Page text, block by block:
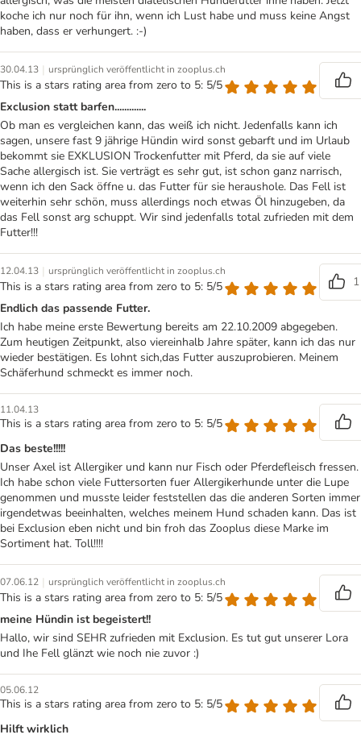
koche ich nur noch für ihn, wenn ich Lust habe und muss keine Angst
haben, dass er verhungert. :-)
30.04.13 | ursprünglich veröffentlicht in zooplus.ch
This is a stars rating area from zero to 5: 5/5
Exclusion statt barfen.............
Ob man es vergleichen kann, das weiß ich nicht. Jedenfalls kann ich
sagen, unsere fast 9 jährige Hündin wird sonst gebarft und im Urlaub
bekommt sie EXKLUSION Trockenfutter mit Pferd, da sie auf viele
Sache allergisch ist. Sie verträgt es sehr gut, ist schon ganz narrisch,
wenn ich den Sack öffne u. das Futter für sie heraushole. Das Fell ist
weiterhin sehr schön, muss allerdings noch etwas Öl hinzugeben, da
das Fell sonst arg schuppt. Wir sind jedenfalls total zufrieden mit dem
Futter!!!
12.04.13 | ursprünglich veröffentlicht in zooplus.ch
This is a stars rating area from zero to 5: 5/5
1
Endlich das passende Futter.
Ich habe meine erste Bewertung bereits am 22.10.2009 abgegeben.
Zum heutigen Zeitpunkt, also viereinhalb Jahre später, kann ich das nur
wieder bestätigen. Es lohnt sich,das Futter auszuprobieren. Meinem
Schäferhund schmeckt es immer noch.
11.04.13
This is a stars rating area from zero to 5: 5/5
Das beste!!!!!
Unser Axel ist Allergiker und kann nur Fisch oder Pferdefleisch fressen.
Ich habe schon viele Futtersorten fuer Allergikerhunde unter die Lupe
genommen und musste leider feststellen das die anderen Sorten immer
irgendetwas beeinhalten, welches meinem Hund schaden kann. Das ist
bei Exclusion eben nicht und bin froh das Zooplus diese Marke im
Sortiment hat. Toll!!!!
07.06.12 | ursprünglich veröffentlicht in zooplus.ch
This is a stars rating area from zero to 5: 5/5
meine Hündin ist begeistert!!
Hallo, wir sind SEHR zufrieden mit Exclusion. Es tut gut unserer Lora
und Ihe Fell glänzt wie noch nie zuvor :)
05.06.12
This is a stars rating area from zero to 5: 5/5
Hilft wirklich